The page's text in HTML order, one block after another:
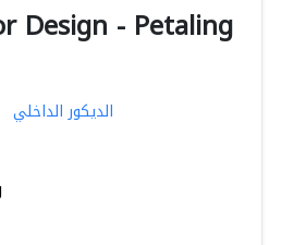
Design - Petaling
الديكور الداخلي